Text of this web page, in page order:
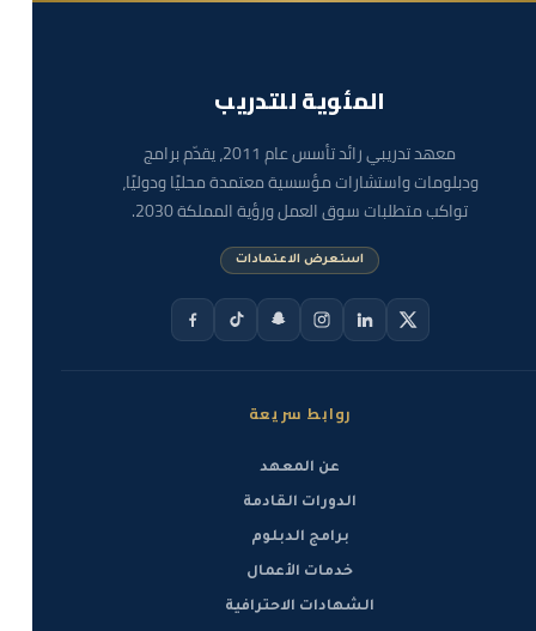
المئوية للتدريب
معهد تدريبي رائد تأسس عام 2011، يقدّم برامج
ودبلومات واستشارات مؤسسية معتمدة محليًا ودوليًا،
تواكب متطلبات سوق العمل ورؤية المملكة 2030.
استعرض الاعتمادات
روابط سريعة
عن المعهد
الدورات القادمة
برامج الدبلوم
خدمات الأعمال
الشهادات الاحترافية